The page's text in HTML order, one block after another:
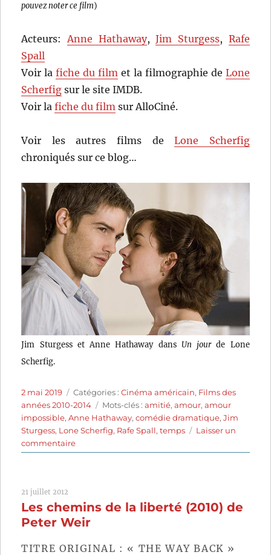
pouvez noter ce film)
Acteurs:Anne Hathaway,Jim Sturgess, Rafe
Spall
Voir lafiche du film et la filmographie de Lone
Scherfig sur le site IMDB.
Voir lafiche du film sur AlloCiné.
Voir les autres films deLone Scherfig
chroniqués sur ce blog…
Jim Sturgess et Anne Hathaway dans Un jourde Lone
Scherfig.
Publié
le
2 mai 2019 Catégories
Catégories :Cinéma américain, Films des
années 2010-2014
Étiquettes
Mots-clés :amitié,amour,amour
impossible,Anne Hathaway,comédie dramatique,Jim
Sturgess, Lone Scherfig, Rafe Spall,temps
Laisser un
commentairesur
Un
Lone
Scherfig
21 juillet 2012
Les chemins de la liberté (2010) de
Peter Weir
TITRE ORIGINAL : « THE WAY BACK »